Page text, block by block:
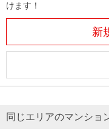
けます！
新
同じエリアのマンショ